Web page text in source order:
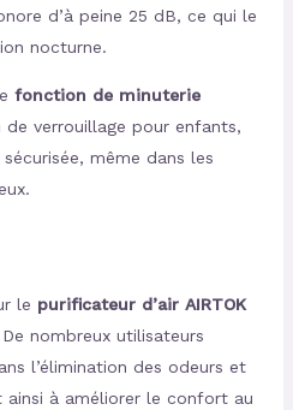
d’à peine 25 dB, ce qui le
nocturne.
fonction de minuterie
verrouillage pour enfants,
même dans les
le purificateur d’air AIRTOK
nombreux utilisateurs
l’élimination des odeurs et
ainsi à améliorer le confort au